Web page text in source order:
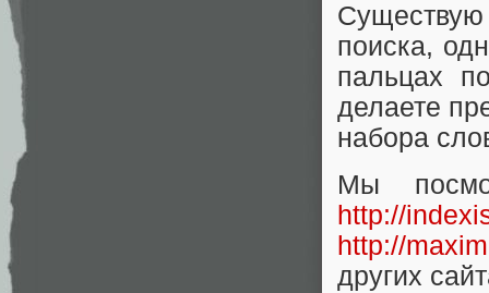
Существую
поиска,
пальцах
делаете
набора
Мы
http://
http://
других